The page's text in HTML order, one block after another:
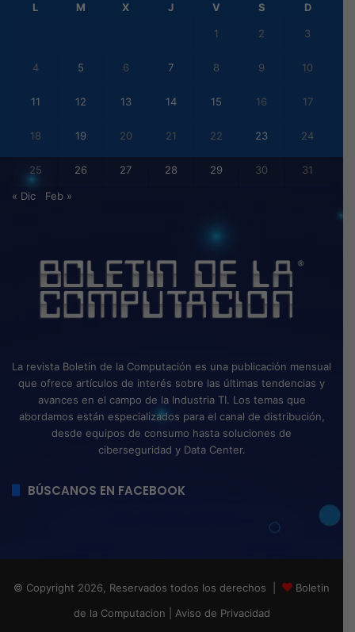
L M X J V S D
1 2 3
4 5 6 7 8 9 10
11 12 13 14 15 16 17
18 19 20 21 22 23 24
25 26 27 28 29 30 31
« Dic Feb »
La revista Boletín de la Computación es una publicación mensual
que ofrece artículos de interés sobre las últimas tendencias y
avances en el campo de la Industria TI. Los temas que
abordamos están especializados para el canal de distribución,
desde equipos de consumo hasta soluciones de
ciberseguridad y Data Center.
BÚSCANOS EN FACEBOOK
© Copyright 2026, Reservados todos los derechos |
Boletin
de la Computacion
Aviso de Privacidad